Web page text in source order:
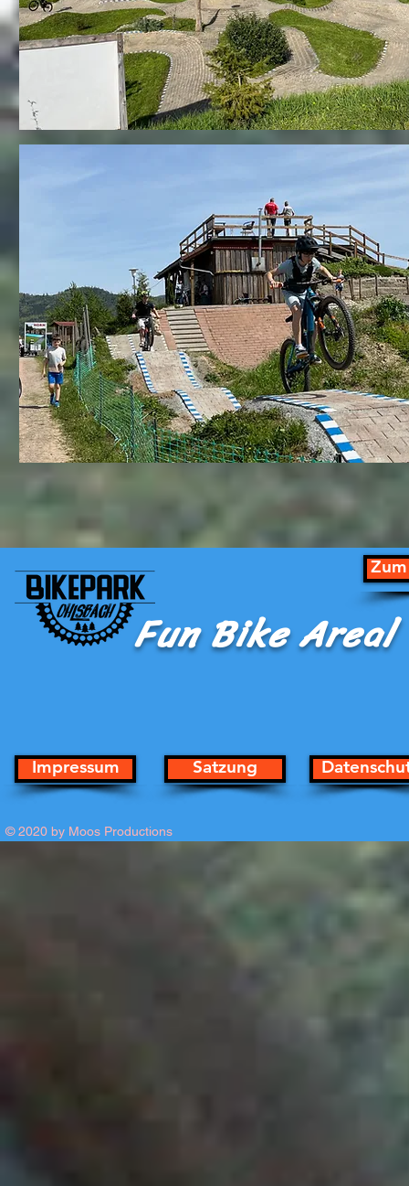
Fun Bike
Impressum Satzung
© 2020 by Moos Productions